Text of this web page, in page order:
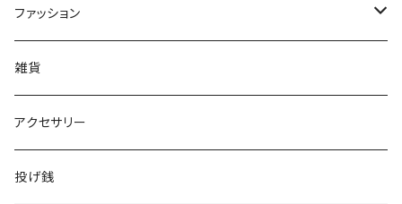
ファッション
Tシャツ
アンダーウェア
雑貨
アクセサリー
投げ銭